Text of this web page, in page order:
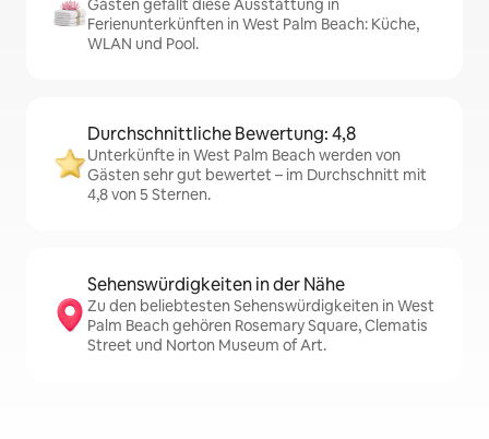
Gästen gefällt diese Ausstattung in
Ferienunterkünften in West Palm Beach: Küche,
WLAN und Pool.
Durchschnittliche Bewertung: 4,8
Unterkünfte in West Palm Beach werden von
Gästen sehr gut bewertet – im Durchschnitt mit
4,8 von 5 Sternen.
Sehenswürdigkeiten in der Nähe
Zu den beliebtesten Sehenswürdigkeiten in West
Palm Beach gehören Rosemary Square, Clematis
Street und Norton Museum of Art.